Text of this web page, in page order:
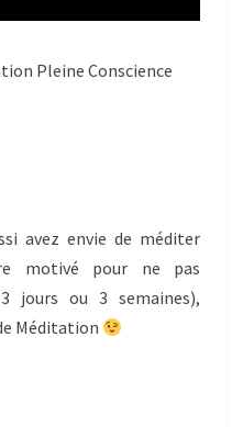
Pleine Conscience
avez envie de méditer
motivé pour ne pas
jours ou 3 semaines),
Méditation